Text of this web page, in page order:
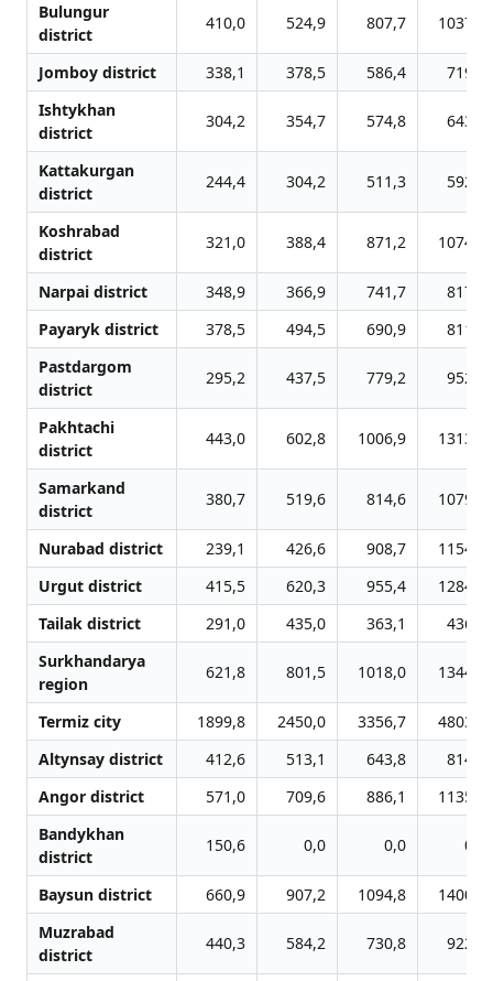
Bulungur
district
410,0 524,9 807,7 1037,5
Jomboy district 338,1 378,5 586,4
719,0
Ishtykhan
district
304,2 354,7 574,8 643,4
Kattakurgan
district
244,4 304,2 511,3 592,6
Koshrabad
district
321,0 388,4 871,2 1074,9
Narpai district 348,9 366,9 741,7
817,7
Payaryk district
378,5 494,5 690,9
811,6
Pastdargom
district
295,2 437,5 779,2 952,5
Pakhtachi
district
443,0 602,8 1006,9 1313,1
Samarkand
district
380,7 519,6 814,6 1079,4
Nurabad district 239,1 426,6 908,7
1154,3
Urgut district
415,5 620,3 955,4
1284,7
Tailak district
291,0 435,0 363,1
436,6
Surkhandarya
region
621,8 801,5 1018,0 1344,0
Termiz city 1899,8 2450,0 3356,7
4803,2
Altynsay district
412,6 513,1 643,8
814,8
Angor district
571,0 709,6 886,1
1135,1
Bandykhan
district
150,6 0,0 0,0 0,0
Baysun district 660,9 907,2 1094,8
1400,4
Muzrabad
district
440,3 584,2 730,8 922,1